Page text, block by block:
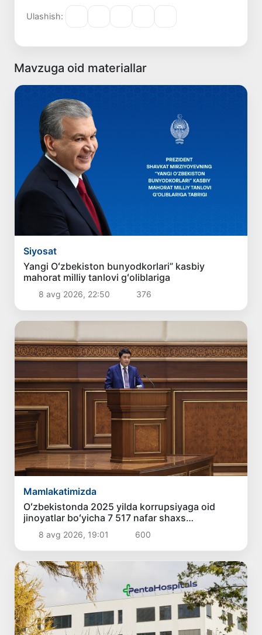
Ulashish:
Mavzuga oid materiallar
Siyosat
Yangi Oʻzbekiston bunyodkorlari” kasbiy
mahorat milliy tanlovi gʻoliblariga
8 avg 2026, 22:50 376
Mamlakatimizda
Oʻzbekistonda 2025 yilda korrupsiyaga oid
jinoyatlar boʻyicha 7 517 nafar shaxs
javobgarlikka tortilgan
8 avg 2026, 19:01 600